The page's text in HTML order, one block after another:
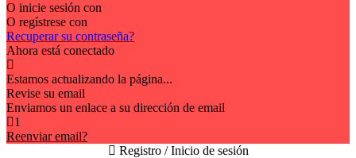
O inicie sesión con
O regístrese con
Recuperar su contraseña?
Ahora está conectado
Estamos actualizando la página...
Revise su email
Enviamos un enlace a su dirección de email
1
Reenviar email?
Registro / Inicio de sesión